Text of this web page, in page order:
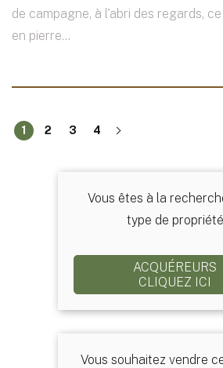
de campagne, à l'abri des regards,
en pierre...
1 2 3 4
Vous êtes à la
type de propriété
ACQUÉREURS
CLIQUEZ ICI
Vous souhaitez vendre